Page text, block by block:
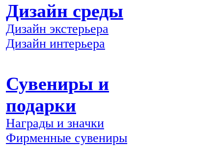
Дизайн среды
Дизайн экстерьера
Дизайн интерьера
Сувениры и
подарки
Награды и значки
Фирменные сувениры